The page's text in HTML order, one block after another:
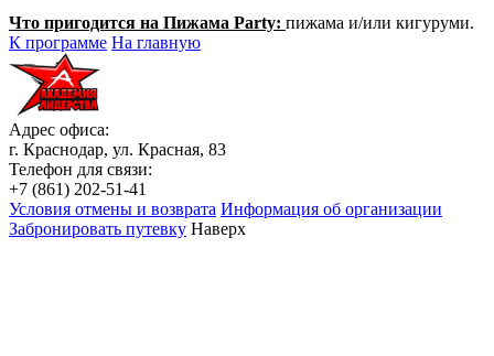
Что пригодится на Пижама Party: пижама и/или кигуруми.
К программе На главную
Адрес офиса:
г. Краснодар, ул. Красная, 83
Телефон для связи:
+7 (861) 202-51-41
Условия отмены и возврата Информация об организации
Забронировать путевку Наверх